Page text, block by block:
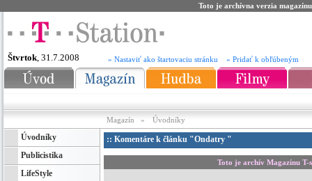
Toto je archívna verzia
Štvrtok, 31.7.2008 » Nastaviť ako štartovaciu stránku » Pridať k obľúbeným
Magazín » Úvodníky
Úvodníky
Publicistika
LifeStyle
:: Komentáre k článku "Ondatry "
Toto je archív Magazínu